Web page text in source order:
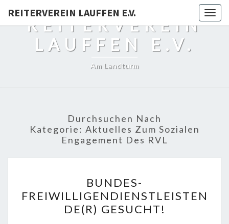
REITERVEREIN LAUFFEN E.V.
REITERVEREIN
LAUFFEN E.V.
Am Landturm
Durchsuchen Nach
Kategorie: Aktuelles Zum Sozialen
Engagement Des RVL
GESUCHT!
BUNDES-
FREIWILLIGENDIENSTLEISTEN
DE(R) GESUCHT!